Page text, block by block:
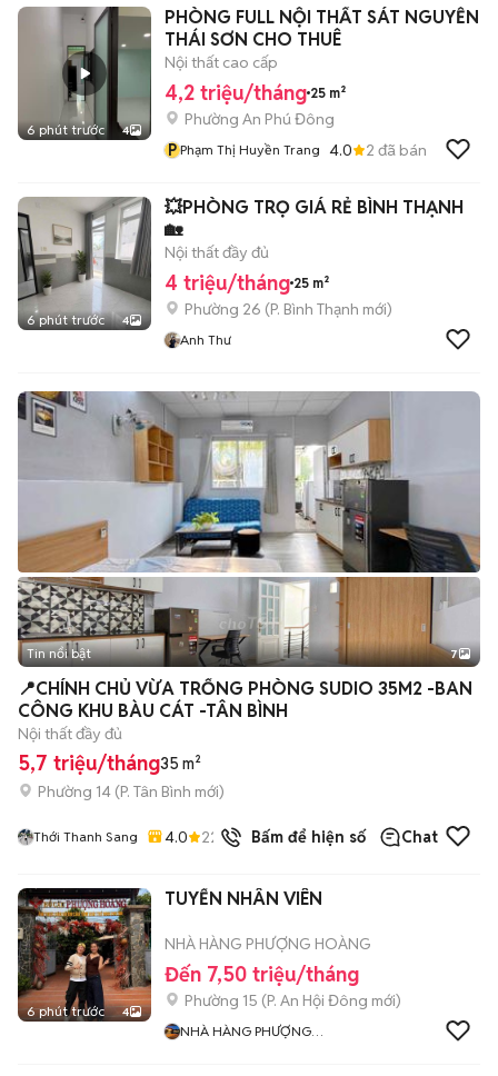
6 phút trước 4
PHÒNG FULL NỘI THẤT SÁT NGUYỄN
THÁI SƠN CHO THUÊ
Nội thất cao cấp
4,2 triệu/tháng 25 m²
Phường An Phú Đông
P Phạm Thị Huyền Trang 4.0 2 đã bán
6 phút trước 4
💥PHÒNG TRỌ GIÁ RẺ BÌNH THẠNH
🏡
Nội thất đầy đủ
4 triệu/tháng 25 m²
Phường 26 (P. Bình Thạnh mới)
Anh Thư
+2
Tin nổi bật 7
📍CHÍNH CHỦ VỪA TRỐNG PHÒNG SUDIO 35M2 -BAN
CÔNG KHU BÀU CÁT -TÂN BÌNH
Nội thất đầy đủ
5,7 triệu/tháng35 m²
Phường 14 (P. Tân Bình mới)
Thới Thanh Sang 4.0 22 đã bánBấm để hiện số Chat
6 phút trước 4
TUYỂN NHÂN VIÊN
NHÀ HÀNG PHƯỢNG HOÀNG
Đến 7,50 triệu/tháng
Phường 15 (P. An Hội Đông mới)
NHÀ HÀNG PHƯỢNG